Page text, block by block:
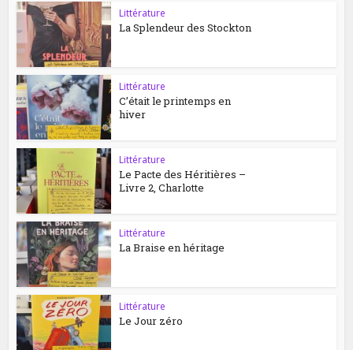
Littérature
La Splendeur des Stockton
Littérature
C’était le printemps en
hiver
Littérature
Le Pacte des Héritières –
Livre 2, Charlotte
Littérature
La Braise en héritage
Littérature
Le Jour zéro